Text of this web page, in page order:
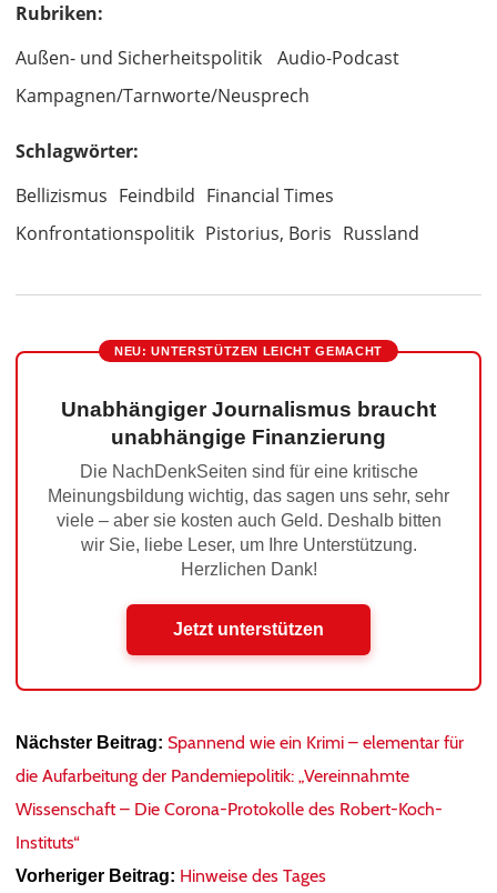
Rubriken:
Außen- und Sicherheitspolitik
Audio-Podcast
Kampagnen/Tarnworte/Neusprech
Schlagwörter:
Bellizismus Feindbild Financial Times
Konfrontationspolitik Pistorius, Boris Russland
NEU: UNTERSTÜTZEN LEICHT GEMACHT
Unabhängiger Journalismus braucht
unabhängige Finanzierung
Die NachDenkSeiten sind für eine kritische
Meinungsbildung wichtig, das sagen uns sehr, sehr
viele – aber sie kosten auch Geld. Deshalb bitten
wir Sie, liebe Leser, um Ihre Unterstützung.
Herzlichen Dank!
Jetzt unterstützen
Nächster Beitrag: Spannend wie ein Krimi – elementar für
die Aufarbeitung der Pandemiepolitik: „Vereinnahmte
Wissenschaft – Die Corona-Protokolle des Robert-Koch-
Instituts“
Vorheriger Beitrag: Hinweise des Tages